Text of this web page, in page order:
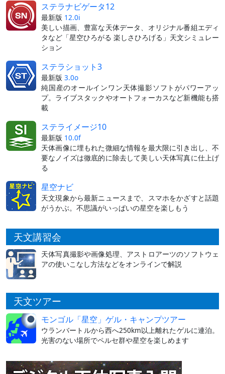
ステラナビゲータ12
最新版 12.0i
美しい描画、豊富な天体データ、オリジナル番組エディ
タなど「星空ひろがる 楽しさひろげる」天文シミュレー
ション
ステラショット3
最新版 3.0o
純国産のオールインワン天体撮影ソフトがパワーアッ
プ。ライブスタックやオートフォーカスなど新機能も搭
載
ステライメージ10
最新版 10.0f
天体画像に埋もれた微細な情報を最大限に引き出し、不
要なノイズは徹底的に除去して美しい天体写真に仕上げ
る
星空ナビ
天文現象から最新ニュースまで、スマホをかざすと話題
がうかぶ。不思議がいっぱいの星空を楽しもう
天文講習会
天体写真撮影や画像処理、アストロアーツのソフトウェ
アの使いこなし方法などをオンラインで解説
天文ツアー
モンゴル「星空」ゲル・キャンプツアー
ウランバートルから西へ250km以上離れたゲルに連泊。
光害のない場所でペルセ群や星空を楽しめます